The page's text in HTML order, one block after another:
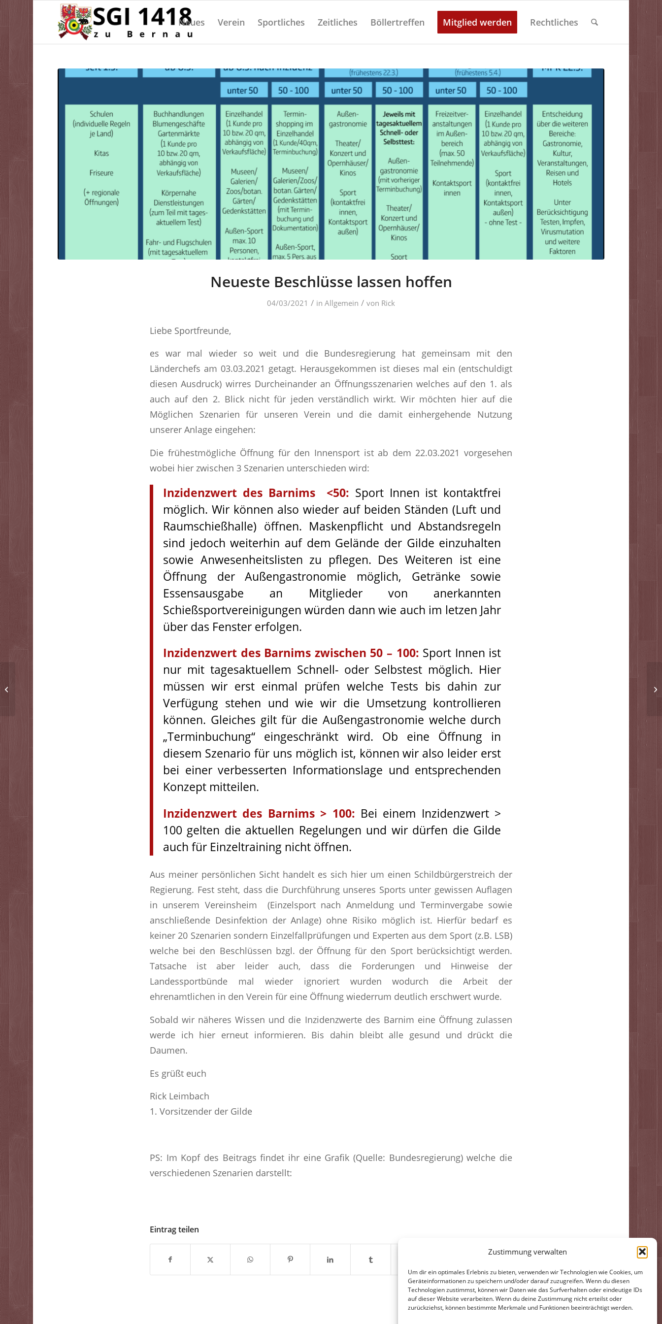
Zustimmung verwalten
Um dir ein optimales Erlebnis zu bieten, verwenden wir Technologien wie Cookies, um
Geräteinformationen zu speichern und/oder darauf zuzugreifen. Wenn du diesen
Technologien zustimmst, können wir Daten wie das Surfverhalten oder eindeutige IDs
auf dieser Website verarbeiten. Wenn du deine Zustimmung nicht erteilst oder
zurückziehst, können bestimmte Merkmale und Funktionen beeinträchtigt werden.
Neues Verein Sportliches Zeitliches Böllertreffen Mitglied werden Rechtliches
Neueste Beschlüsse lassen hoffen
04/03/2021 / in Allgemein / von Rick
Liebe Sportfreunde,
es war mal wieder so weit und die Bundesregierung hat gemeinsam mit den
Länderchefs am 03.03.2021 getagt. Herausgekommen ist dieses mal ein (entschuldigt
diesen Ausdruck) wirres Durcheinander an Öffnungsszenarien welches auf den 1. als
auch auf den 2. Blick nicht für jeden verständlich wirkt. Wir möchten hier auf die
Möglichen Szenarien für unseren Verein und die damit einhergehende Nutzung
unserer Anlage eingehen:
Die frühestmögliche Öffnung für den Innensport ist ab dem 22.03.2021 vorgesehen
wobei hier zwischen 3 Szenarien unterschieden wird:
Inzidenzwert des Barnims <50: Sport Innen ist kontaktfrei
möglich. Wir können also wieder auf beiden Ständen (Luft und
Raumschießhalle) öffnen. Maskenpflicht und Abstandsregeln
sind jedoch weiterhin auf dem Gelände der Gilde einzuhalten
sowie Anwesenheitslisten zu pflegen. Des Weiteren ist eine
Öffnung der Außengastronomie möglich, Getränke sowie
Essensausgabe an Mitglieder von anerkannten
Schießsportvereinigungen würden dann wie auch im letzen Jahr
über das Fenster erfolgen.
Inzidenzwert des Barnims zwischen 50 – 100: Sport Innen ist
nur mit tagesaktuellem Schnell- oder Selbstest möglich. Hier
müssen wir erst einmal prüfen welche Tests bis dahin zur
Verfügung stehen und wie wir die Umsetzung kontrollieren
können. Gleiches gilt für die Außengastronomie welche durch
„Terminbuchung“ eingeschränkt wird. Ob eine Öffnung in
diesem Szenario für uns möglich ist, können wir also leider erst
bei einer verbesserten Informationslage und entsprechenden
Konzept mitteilen.
Inzidenzwert des Barnims > 100: Bei einem Inzidenzwert >
100 gelten die aktuellen Regelungen und wir dürfen die Gilde
auch für Einzeltraining nicht öffnen.
Aus meiner persönlichen Sicht handelt es sich hier um einen Schildbürgerstreich der
Regierung. Fest steht, dass die Durchführung unseres Sports unter gewissen Auflagen
in unserem Vereinsheim (Einzelsport nach Anmeldung und Terminvergabe sowie
anschließende Desinfektion der Anlage) ohne Risiko möglich ist. Hierfür bedarf es
keiner 20 Szenarien sondern Einzelfallprüfungen und Experten aus dem Sport (z.B. LSB)
welche bei den Beschlüssen bzgl. der Öffnung für den Sport berücksichtigt werden.
Tatsache ist aber leider auch, dass die Forderungen und Hinweise der
Landessportbünde mal wieder ignoriert wurden wodurch die Arbeit der
ehrenamtlichen in den Verein für eine Öffnung wiederrum deutlich erschwert wurde.
Sobald wir näheres Wissen und die Inzidenzwerte des Barnim eine Öffnung zulassen
werde ich hier erneut informieren. Bis dahin bleibt alle gesund und drückt die
Daumen.
Es grüßt euch
Rick Leimbach
1. Vorsitzender der Gilde
PS: Im Kopf des Beitrags findet ihr eine Grafik (Quelle: Bundesregierung) welche die
verschiedenen Szenarien darstellt:
Eintrag teilen